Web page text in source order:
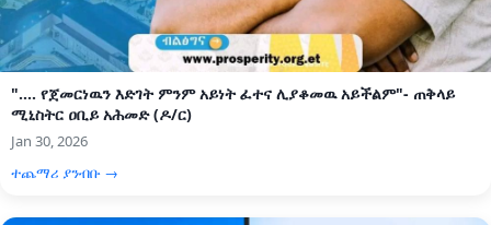
".... የጀመርነዉን እድገት ምንም አይነት ፈተና ሊያቆመዉ አይችልም"- ጠቅላይ
ሚኒስትር ዐቢይ አሕመድ (ዶ/ር)
Jan 30, 2026
ተጨማሪ ያንብቡ →